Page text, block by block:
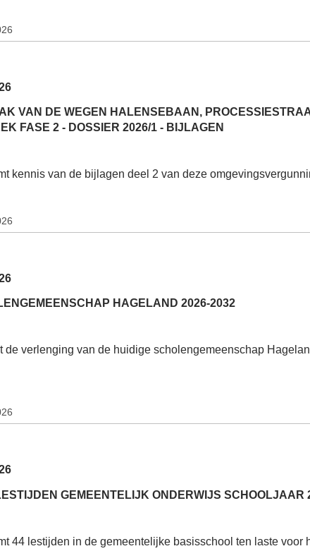
VAN DE WEGEN HALENSEBAAN,
FASE 2 - DOSSIER 2026/1 - BIJLAGEN
kennis van de bijlagen deel 2 van deze
HAGELAND 2026-2032
de verlenging van de huidige scholengemeenschap
GEMEENTELIJK ONDERWIJS SCHOOLJAAR
44 lestijden in de gemeentelijke basisschool ten laste voor